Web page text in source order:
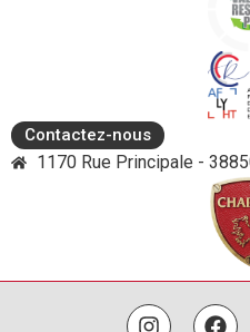
Contactez-nous
1170 Rue Principale -